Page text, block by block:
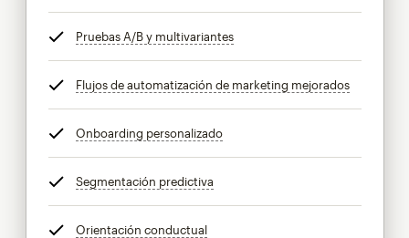
Pruebas A/B y multivariantesinfo
Flujos de automatización de marketing mejoradosinfo
Onboarding personalizadoinfo
Segmentación predictiva
Orientación conductualinfo